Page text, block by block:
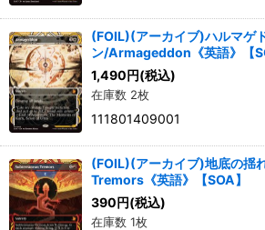
(FOIL)(アーカイブ)ハルマゲ
ン/Armageddon《英語》【
1,490円(税込)
在庫数 2枚
111801409001
(FOIL)(アーカイブ)地底の揺
Tremors《英語》【SOA】
390円(税込)
在庫数 1枚